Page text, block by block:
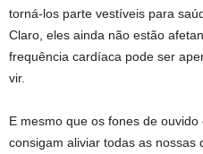
torná-los parte vestíveis para
Claro, eles ainda não estão
frequência cardíaca pode ser
vir.
E mesmo que os fones de
consigam aliviar todas as nossas